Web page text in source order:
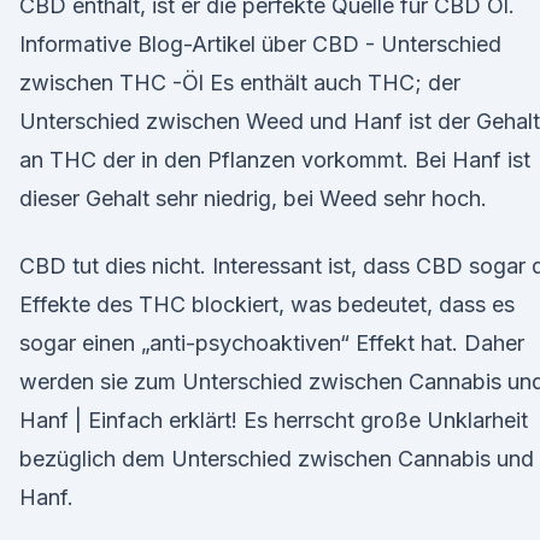
CBD enthält, ist er die perfekte Quelle für CBD Öl.
Informative Blog-Artikel über CBD - Unterschied
zwischen THC -Öl Es enthält auch THC; der
Unterschied zwischen Weed und Hanf ist der Gehalt
an THC der in den Pflanzen vorkommt. Bei Hanf ist
dieser Gehalt sehr niedrig, bei Weed sehr hoch.
CBD tut dies nicht. Interessant ist, dass CBD sogar
Effekte des THC blockiert, was bedeutet, dass es
sogar einen „anti-psychoaktiven“ Effekt hat. Daher
werden sie zum Unterschied zwischen Cannabis
Hanf | Einfach erklärt! Es herrscht große Unklarheit
bezüglich dem Unterschied zwischen Cannabis und
Hanf.